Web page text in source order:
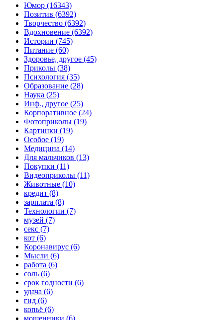
Юмор (16343)
Позитив (6392)
Творчество (6392)
Вдохновение (6392)
Истории (745)
Питание (60)
Здоровье, другое (45)
Приколы (38)
Психология (35)
Образование (28)
Наука (25)
Инф., другое (25)
Корпоративное (24)
Фотоприколы (19)
Картинки (19)
Особое (19)
Медицина (14)
Для мальчиков (13)
Покупки (11)
Видеоприколы (11)
Животные (10)
кредит (8)
зарплата (8)
Технологии (7)
музей (7)
секс (7)
кот (6)
Коронавирус (6)
Мысли (6)
работа (6)
соль (6)
срок годности (6)
удача (6)
гид (6)
копьё (6)
мошенники (6)